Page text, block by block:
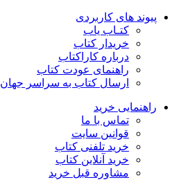
پیوند های کاربردی
کتـاب یاب
خریدار کتاب
درباره کاراکتاب
راهنمای عودت کتاب
ارسال کتاب به سراسر جهان
راهنمایی خرید
تماس با ما
قوانین سایت
خرید تلفنی کتاب
خرید آنلاین کتاب
مشاوره قبل خرید